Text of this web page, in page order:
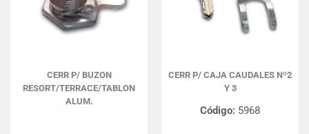
CERR P/ BUZON
RESORT/TERRACE/TABLON
ALUM.
CERR P/ CAJA CAUDALES Nº2
Y 3
Código: 5968